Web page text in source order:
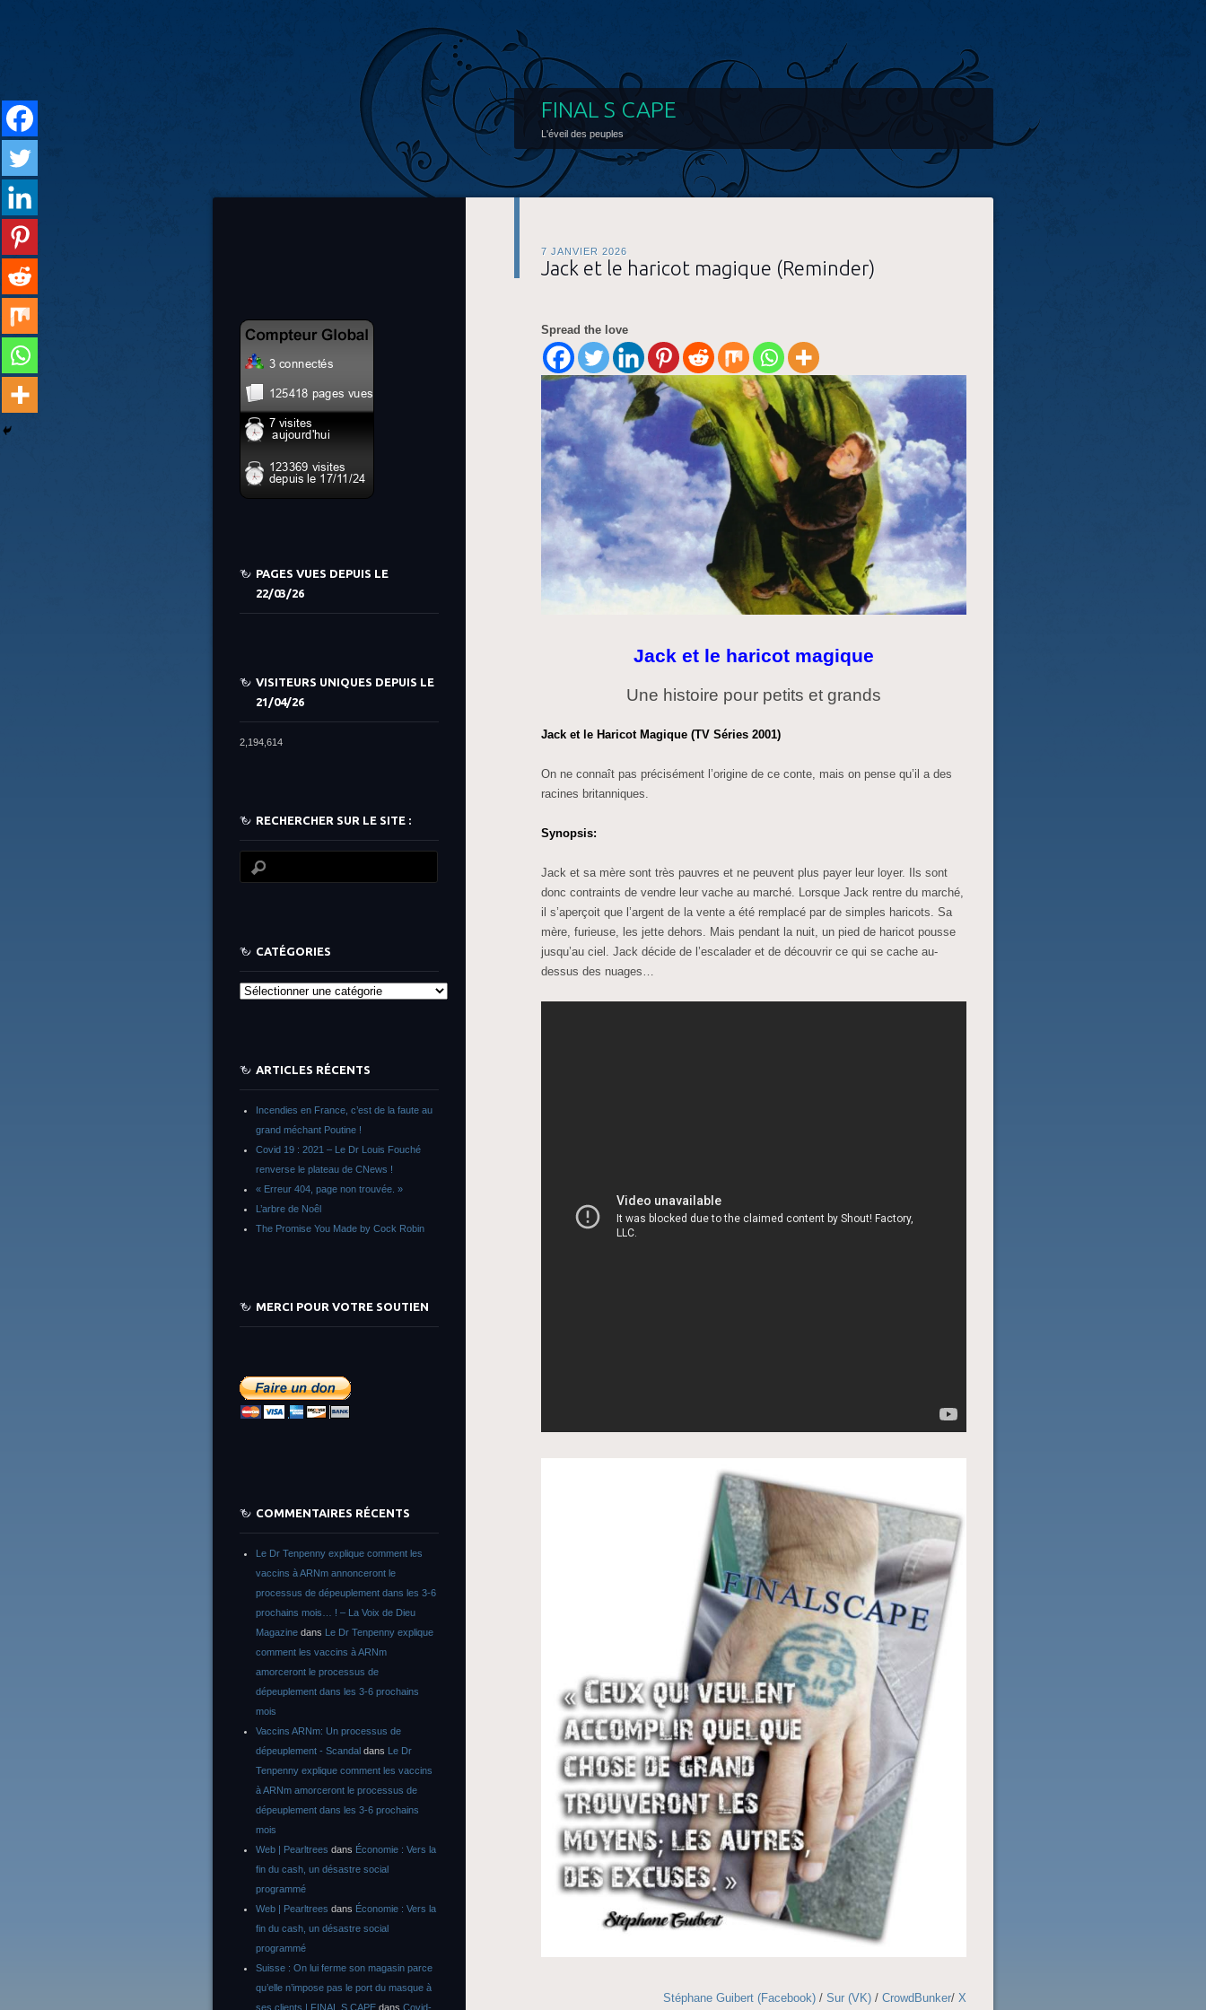
FINAL S CAPE
L'éveil des peuples
7 JANVIER 2026
Jack et le haricot magique (Reminder)
Spread the love
Jack et le haricot magique
Une histoire pour petits et grands
Jack et le Haricot Magique (TV Séries 2001)
On ne connaît pas précisément l’origine de ce conte, mais on pense qu’il a des
racines britanniques.
Synopsis:
Jack et sa mère sont très pauvres et ne peuvent plus payer leur loyer. Ils sont
donc contraints de vendre leur vache au marché. Lorsque Jack rentre du marché,
il s’aperçoit que l’argent de la vente a été remplacé par de simples haricots. Sa
mère, furieuse, les jette dehors. Mais pendant la nuit, un pied de haricot pousse
jusqu’au ciel. Jack décide de l’escalader et de découvrir ce qui se cache au-
dessus des nuages…
Stéphane Guibert (Facebook) / Sur (VK) / CrowdBunker/ X
PAGES VUES DEPUIS LE
22/03/26
VISITEURS UNIQUES DEPUIS LE
21/04/26
2,194,614
RECHERCHER SUR LE SITE :
CATÉGORIES
Catégories
ARTICLES RÉCENTS
Incendies en France, c’est de la faute au
grand méchant Poutine !
Covid 19 : 2021 – Le Dr Louis Fouché
renverse le plateau de CNews !
« Erreur 404, page non trouvée. »
L’arbre de Noêl
The Promise You Made by Cock Robin
MERCI POUR VOTRE SOUTIEN
COMMENTAIRES RÉCENTS
Le Dr Tenpenny explique comment les
vaccins à ARNm annonceront le
processus de dépeuplement dans les 3-6
prochains mois… ! – La Voix de Dieu
Magazine dans Le Dr Tenpenny explique
comment les vaccins à ARNm
amorceront le processus de
dépeuplement dans les 3-6 prochains
mois
Vaccins ARNm: Un processus de
dépeuplement - Scandal dans Le Dr
Tenpenny explique comment les vaccins
à ARNm amorceront le processus de
dépeuplement dans les 3-6 prochains
mois
Web | Pearltrees dans Économie : Vers la
fin du cash, un désastre social
programmé
Web | Pearltrees dans Économie : Vers la
fin du cash, un désastre social
programmé
Suisse : On lui ferme son magasin parce
qu’elle n’impose pas le port du masque à
ses clients | FINAL S CAPE dans Covid-